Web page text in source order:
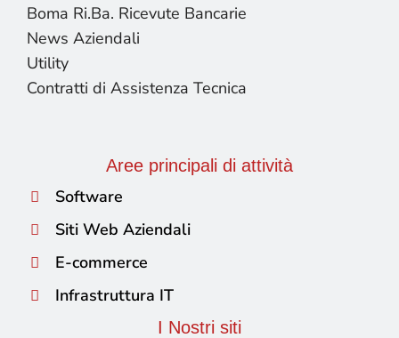
Boma Ri.Ba. Ricevute Bancarie
News Aziendali
Utility
Contratti di Assistenza Tecnica
Aree principali di attività
Software
Siti Web Aziendali
E-commerce
Infrastruttura IT
I Nostri siti